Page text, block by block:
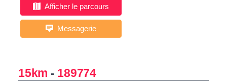
Afficher le parcours
Messagerie
15km - 189774